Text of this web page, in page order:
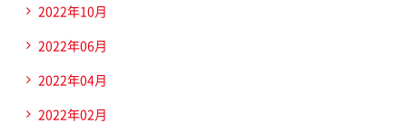
2022年10月
2022年06月
2022年04月
2022年02月